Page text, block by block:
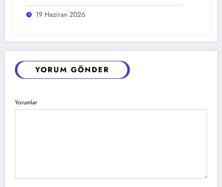
19 Haziran 2026
YORUM GÖNDER
Yorumlar